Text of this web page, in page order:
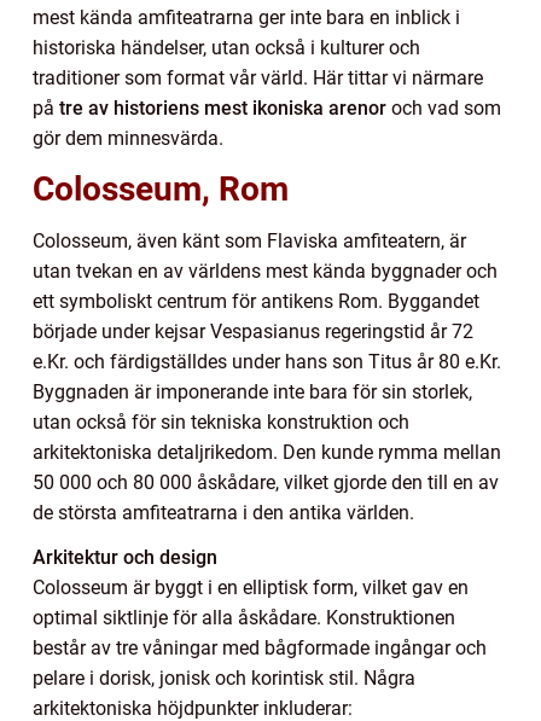
mest kända amfiteatrarna ger inte bara en inblick i
historiska händelser, utan också i kulturer och
traditioner som format vår värld. Här tittar vi närmare
på tre av historiens mest ikoniska arenor och vad som
gör dem minnesvärda.
Colosseum, Rom
Colosseum, även känt som Flaviska amfiteatern, är
utan tvekan en av världens mest kända byggnader och
ett symboliskt centrum för antikens Rom. Byggandet
började under kejsar Vespasianus regeringstid år 72
e.Kr. och färdigställdes under hans son Titus år 80 e.Kr.
Byggnaden är imponerande inte bara för sin storlek,
utan också för sin tekniska konstruktion och
arkitektoniska detaljrikedom. Den kunde rymma mellan
50 000 och 80 000 åskådare, vilket gjorde den till en av
de största amfiteatrarna i den antika världen.
Arkitektur och design
Colosseum är byggt i en elliptisk form, vilket gav en
optimal siktlinje för alla åskådare. Konstruktionen
består av tre våningar med bågformade ingångar och
pelare i dorisk, jonisk och korintisk stil. Några
arkitektoniska höjdpunkter inkluderar: